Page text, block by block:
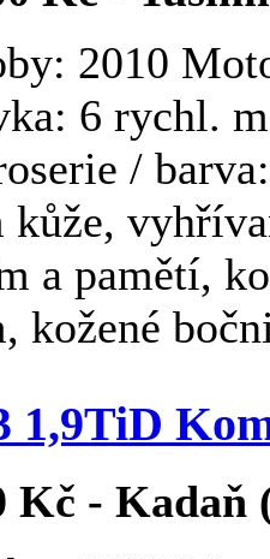
2010
6 rychl.
/
kůže,
a pamětí,
kožené
1,9TiD
Kč - Kadaň